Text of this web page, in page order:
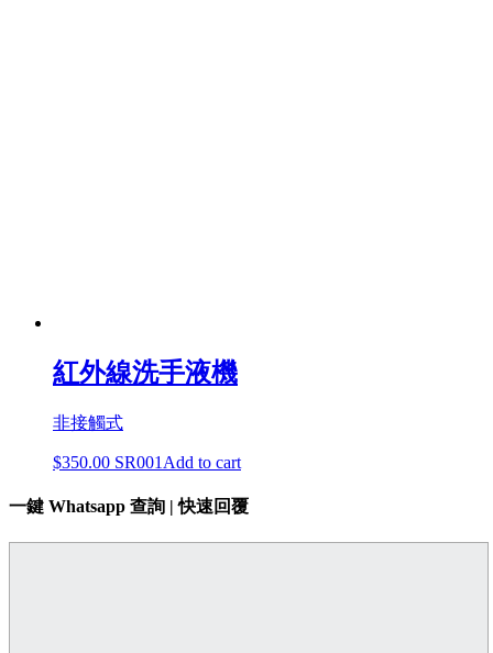
紅外線洗手液機
非接觸式
$350.00 SR001 Add to cart
一鍵 Whatsapp 查詢 | 快速回覆